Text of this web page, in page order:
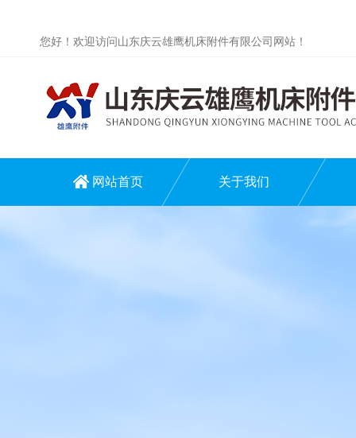
您好！欢迎访问山东庆云雄鹰机床附件有限公司网站！
网站首页 关于我们